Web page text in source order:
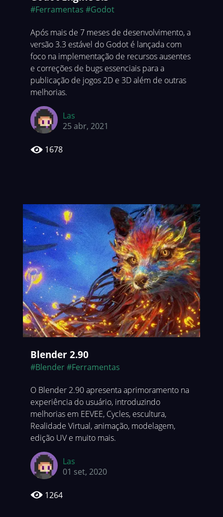
#Ferramentas #Godot
Após mais de 7 meses de desenvolvimento, a
versão 3.3 estável do Godot é lançada com
foco na implementação de recursos ausentes
e correções de bugs essenciais para a
publicação de jogos 2D e 3D além de outras
melhorias.
Las
25 abr, 2021
1678
Blender 2.90
#Blender#Ferramentas
O Blender 2.90 apresenta aprimoramento na
experiência do usuário, introduzindo
melhorias em EEVEE, Cycles, escultura,
Realidade Virtual, animação, modelagem,
edição UV e muito mais.
Las
01 set, 2020
1264